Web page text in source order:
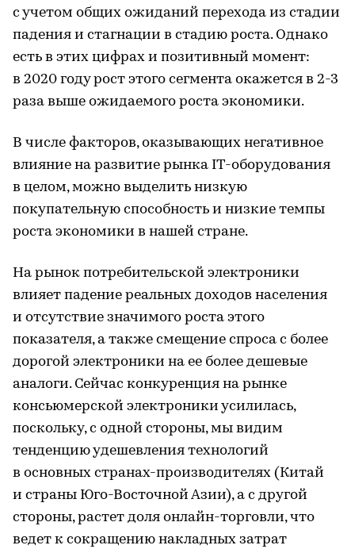
с учетом общих ожиданий перехода из стадии
падения и стагнации в стадию роста. Однако
есть в этих цифрах и позитивный момент:
в 2020 году рост этого сегмента окажется в 2-3
раза выше ожидаемого роста экономики.
В числе факторов, оказывающих негативное
влияние на развитие рынка IT-оборудования
в целом, можно выделить низкую
покупательную способность и низкие темпы
роста экономики в нашей стране.
На рынок потребительской электроники
влияет падение реальных доходов населения
и отсутствие значимого роста этого
показателя, а также смещение спроса с более
дорогой электроники на ее более дешевые
аналоги. Сейчас конкуренция на рынке
консьюмерской электроники усилилась,
поскольку, с одной стороны, мы видим
тенденцию удешевления технологий
в основных странах-производителях (Китай
и страны Юго-Восточной Азии), а с другой
стороны, растет доля онлайн-торговли, что
ведет к сокращению накладных затрат